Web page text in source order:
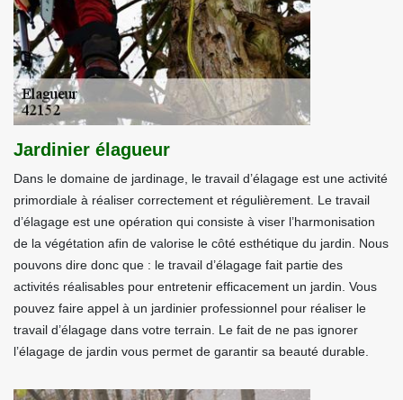
Jardinier élagueur
Dans le domaine de jardinage, le travail d’élagage est une activité
primordiale à réaliser correctement et régulièrement. Le travail
d’élagage est une opération qui consiste à viser l’harmonisation
de la végétation afin de valorise le côté esthétique du jardin. Nous
pouvons dire donc que : le travail d’élagage fait partie des
activités réalisables pour entretenir efficacement un jardin. Vous
pouvez faire appel à un jardinier professionnel pour réaliser le
travail d’élagage dans votre terrain. Le fait de ne pas ignorer
l’élagage de jardin vous permet de garantir sa beauté durable.